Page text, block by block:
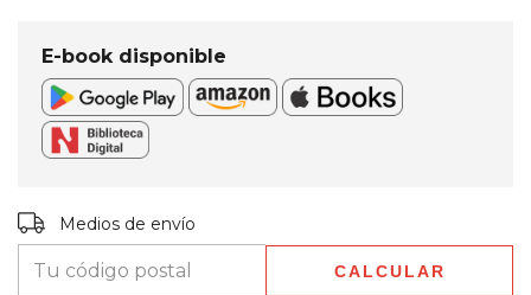
E-book disponible
Entregas para el CP:
Medios de envío
CALCULAR